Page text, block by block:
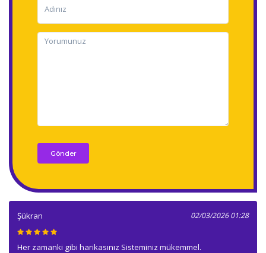
Gönder
Şükran 02/03/2026 01:28
Her zamanki gibi harikasınız Sisteminiz mükemmel.